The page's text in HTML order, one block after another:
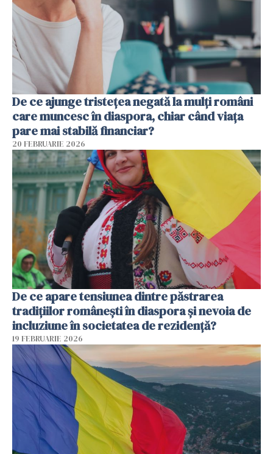
De ce ajunge tristețea negată la mulți români
care muncesc în diaspora, chiar când viața
pare mai stabilă financiar?
20 FEBRUARIE 2026
De ce apare tensiunea dintre păstrarea
tradițiilor românești în diaspora și nevoia de
incluziune în societatea de rezidență?
19 FEBRUARIE 2026